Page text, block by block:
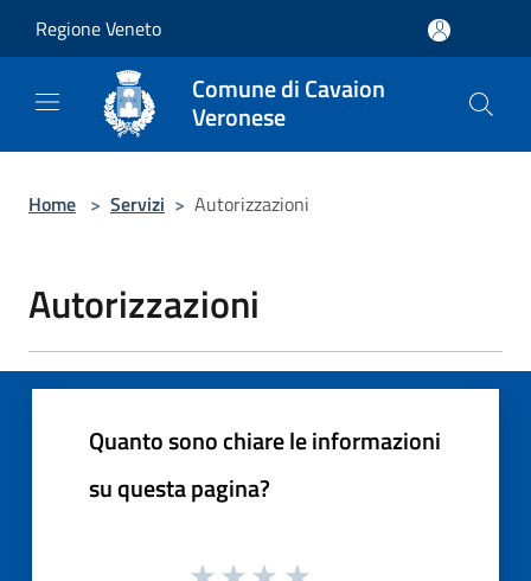
Regione Veneto
Comune di Cavaion
Veronese
Home > Servizi > Autorizzazioni
Autorizzazioni
Quanto sono chiare le informazioni
su questa pagina?